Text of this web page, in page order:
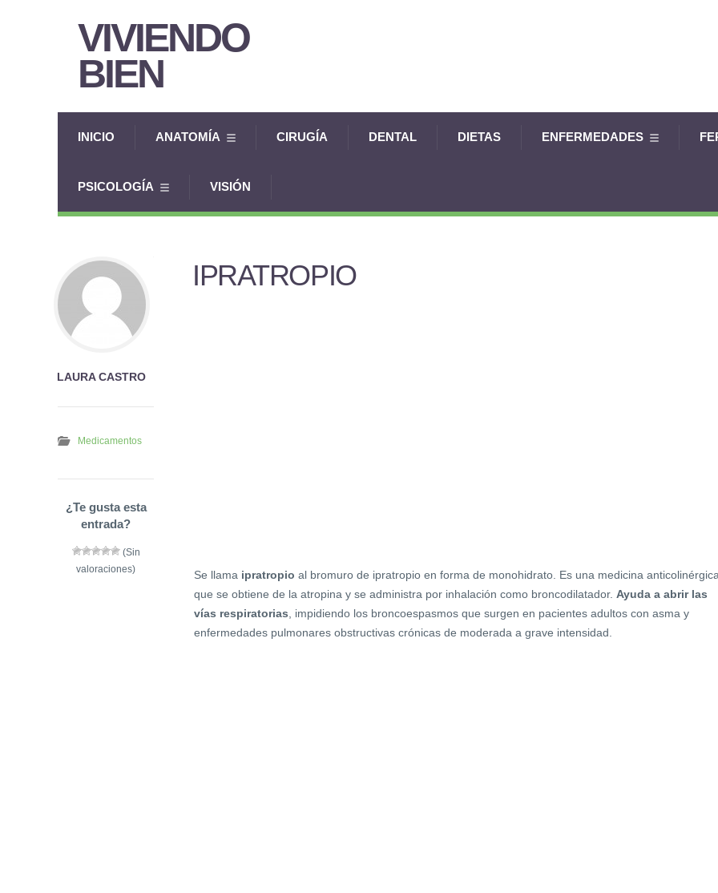
VIVIENDO
BIEN
INICIO ANATOMÍA CIRUGÍA DENTAL DIETAS ENFERMEDADES
PSICOLOGÍA VISIÓN
IPRATROPIO
Se llama ipratropio al bromuro de ipratropio en forma de monohidrato. Es una medicina
que se obtiene de la atropina y se administra por inhalación como broncodilatador. Ayuda a abrir las
vías respiratorias , impidiendo los broncoespasmos que surgen en pacientes adultos con asma y
enfermedades pulmonares obstructivas crónicas de moderada a grave intensidad.
LAURA CASTRO
Medicamentos
¿Te gusta esta
entrada?
(Sin
valoraciones)